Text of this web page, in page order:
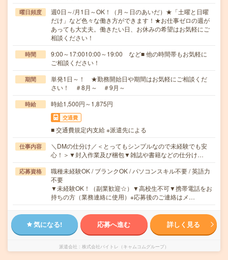
曜日頻度
週0日～/月1日～OK！（月～日のあいだ）★「土曜と日曜
だけ」など色々な働き方ができます！★お仕事ゼロの週が
あっても大丈夫。働きたい日、お休みの希望はお気軽にご
相談ください！
時間
9:00～17:0010:00～19:00 など■ 他の時間帯もお気軽に
ご相談ください！
期間
単発1日～！ ★勤務開始日や期間はお気軽にご相談くだ
さい！ ＃8月～ ＃9月～
時給 時給1,500円～1,875円
交通費
■ 交通費規定内支給 ※派遣先による
仕事内容
＼DMの仕分け／＜とってもシンプルなので未経験でも安
心！＞▼封入作業及び梱包▼雑誌や書籍などの仕分け…
応募資格
職種未経験OK / ブランクOK / パソコンスキル不要 / 英語力
不要
▼未経験OK！（副業歓迎☆）▼高校生不可▼携帯電話をお
持ちの方（業務連絡に使用）※応募後のご連絡はメ…
気になる! 応募へ進む 詳しく見る
派遣会社 株式会社バイトレ（キャムコムグループ）